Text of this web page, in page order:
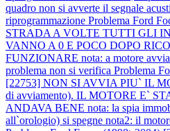
quadro non si avverte il segnale
riprogrammazione Problema Ford
STRADA A VOLTE TUTTI GLI
VANNO A 0 E POCO DOPO
FUNZIONARE nota: a motore
problema non si verifica Problema
[22753] NON SI AVVIA PIU` IL
di avviamento). IL MOTORE E`
ANDAVA BENE nota: la spia
all`orologio) si spegne nota2: il